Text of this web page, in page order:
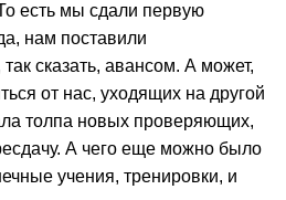
есть мы сдали первую
нам поставили
сказать, авансом. А может,
от нас, уходящих на другой
толпа новых проверяющих,
А чего еще можно было
учения, тренировки, и